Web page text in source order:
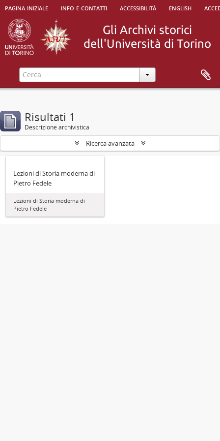
pagina iniziale info e contatti accessibilità english
Risultati 1
Descrizione archivistica
Ricerca avanzata
Lezioni di Storia moderna di
Pietro Fedele
Lezioni di Storia moderna di
Pietro Fedele